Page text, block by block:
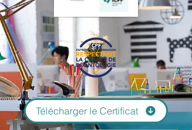
Télécharger le Certificat